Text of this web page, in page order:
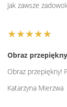
Jak zawsze
★★★★★
Obraz przepiękny
Obraz przepiękny!
Katarzyna Mierzwa